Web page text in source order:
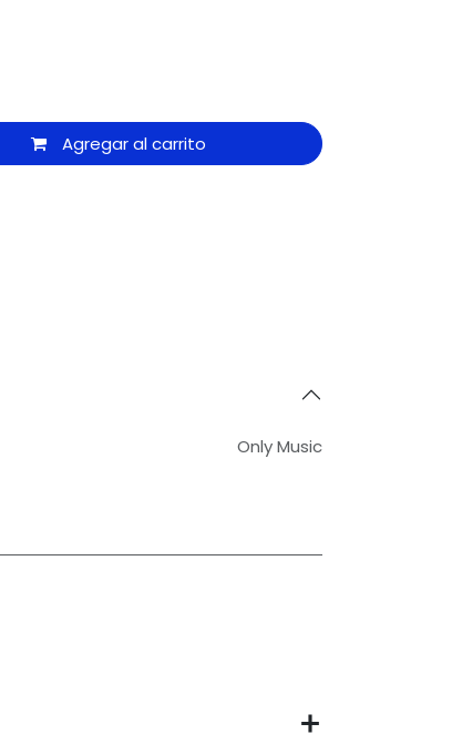
Agregar al carrito
Only Music